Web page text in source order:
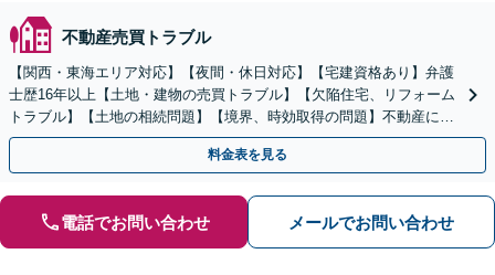
不動産売買トラブル
【関西・東海エリア対応】【夜間・休日対応】【宅建資格あり】弁護
士歴16年以上【土地・建物の売買トラブル】【欠陥住宅、リフォーム
トラブル】【土地の相続問題】【境界、時効取得の問題】不動産に関
するトラブル全般の解決に豊富な経験あり。
料金表を見る
電話でお問い合わせ メールでお問い合わせ